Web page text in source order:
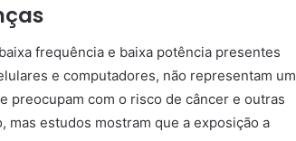
frequência e baixa potência presentes
e computadores, não representam um
preocupam com o risco de câncer e outras
mas estudos mostram que a exposição a